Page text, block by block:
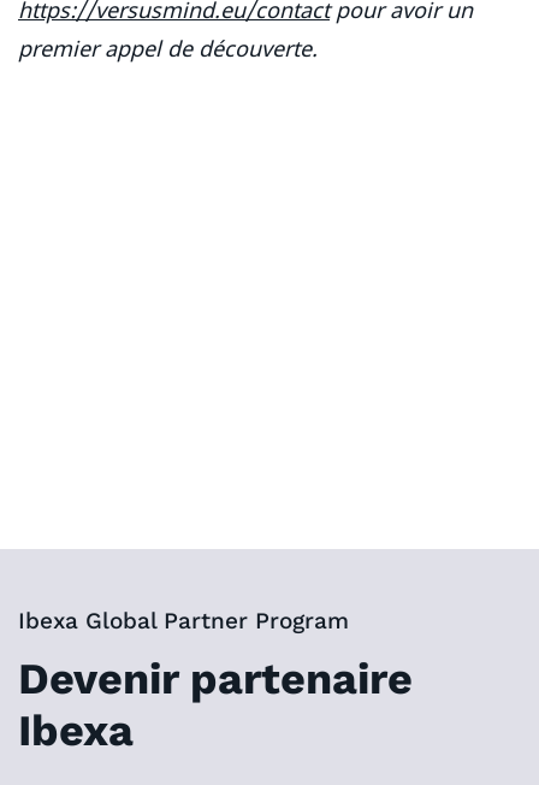
https://versusmind.eu/contactpour avoir un
premier appel de découverte.
Ibexa Global Partner Program
Devenir partenaire
Ibexa